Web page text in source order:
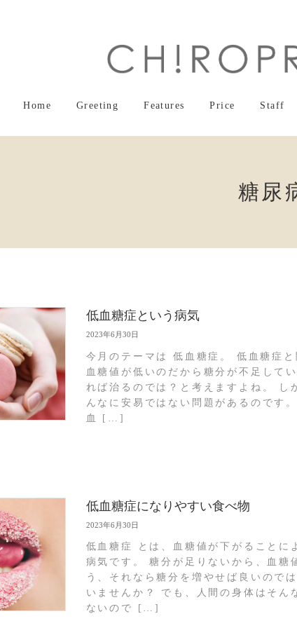
Home Greeting Features Price Staff
糖尿
低血糖症という病気
2023年6月30日
今月のテーマは 低血糖症。 低血糖症と
血糖値が低いのだから糖分が不足して
れば治るのでは？と考えますよね。 し
んなに安易ではない問題があるのです
血 […]
低血糖症になりやすい食べ物
2023年6月30日
低血糖症 とは、血糖値が下がることに
病気です。 糖分が足りないから、血糖
う、それなら糖分を増やせば良いので
いませんか？ でも、人間の身体はそん
ないので […]